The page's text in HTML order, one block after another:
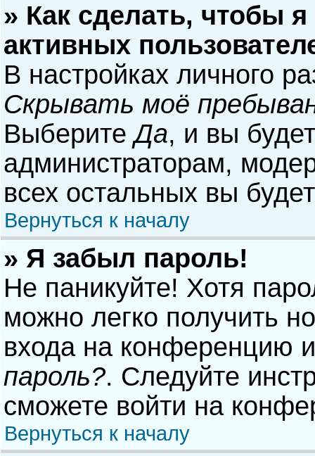
» Как сделать, чтобы
активных
В настройках личного
Скрывать моё
ВыберитеДа, и вы
администраторам,
всех остальных вы
Вернуться к началу
» Я забыл пароль!
Не паникуйте! Хотя
можно легко получить
входа на конференцию
пароль?. Следуйте
сможете войти на
Вернуться к началу